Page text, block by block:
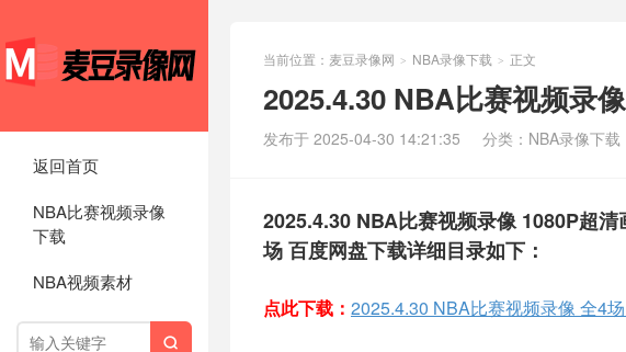
返回首页
NBA比赛视频录像
下载
NBA视频素材

当前位置： 麦豆录像网 > NBA录像下载 > 正文
2025.4.30 NBA比赛视频录
发布于 2025-04-30 14:21:35 分类： NBA录像下载
2025.4.30 NBA比赛视频录像 1080P超
场 百度网盘下载详细目录如下：
点此下载： 2025.4.30 NBA比赛视频录像 全4